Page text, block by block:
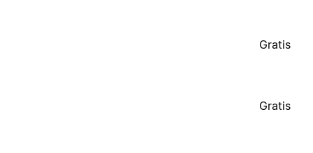
Gratis
Gratis